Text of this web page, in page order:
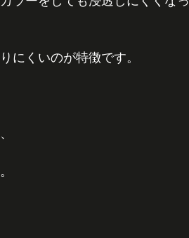
にくいのが特徴です。